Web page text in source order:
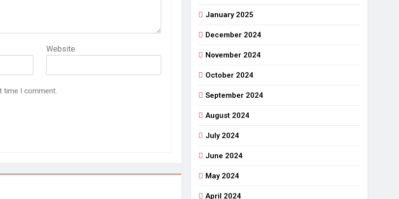
Website
time I comment.
January 2025
December 2024
November 2024
October 2024
September 2024
August 2024
July 2024
June 2024
May 2024
April 2024